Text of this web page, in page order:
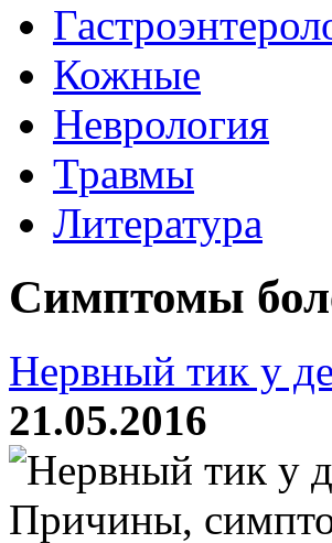
Кожные
Неврология
Травмы
Литература
Симптомы
Нервный тик у
21.05.2016